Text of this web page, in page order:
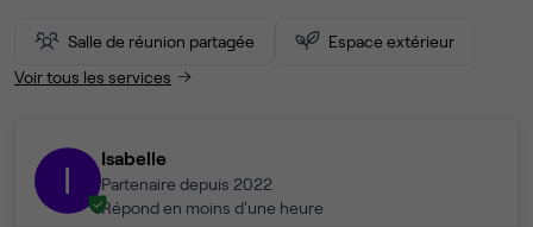
Salle de réunion partagée
Espace extérieur
Voir tous les services
I Isabelle
Partenaire depuis 2022
Répond en moins d'une heure